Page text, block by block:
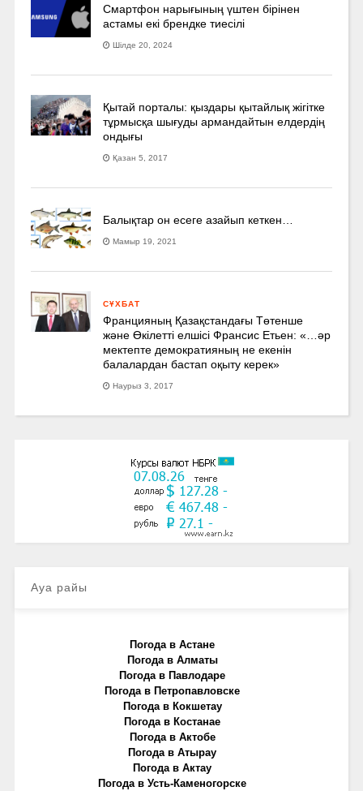
Смартфон нарығының үштен бірінен
астамы екі брендке тиесілі
Шілде 20, 2024
Қытай порталы: қыздары қытайлық жігітке
тұрмысқа шығуды армандайтын елдердің
ондығы
Қазан 5, 2017
Балықтар он есеге азайып кеткен…
Мамыр 19, 2021
СҰХБАТ
Францияның Қазақстандағы Төтенше
және Өкілетті елшісі Франсис Етьен: «…әр
мектепте демократияның не екенін
балалардан бастап оқыту керек»
Наурыз 3, 2017
Ауа райы
Погода в Астане
Погода в Алматы
Погода в Павлодаре
Погода в Петропавловске
Погода в Кокшетау
Погода в Костанае
Погода в Актобе
Погода в Атырау
Погода в Актау
Погода в Усть-Каменогорске